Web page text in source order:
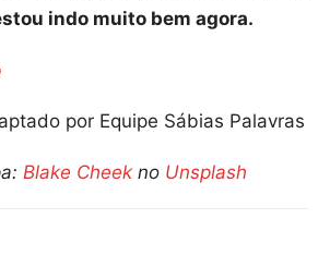
indo muito bem agora.
por Equipe Sábias Palavras
Blake Cheek no Unsplash